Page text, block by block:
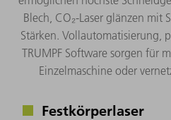
Blech, CO₂-Laser glänzen
Stärken. Vollautomatisierung,
TRUMPF Software sorgen für
Einzelmaschine oder
Festkörperlaser